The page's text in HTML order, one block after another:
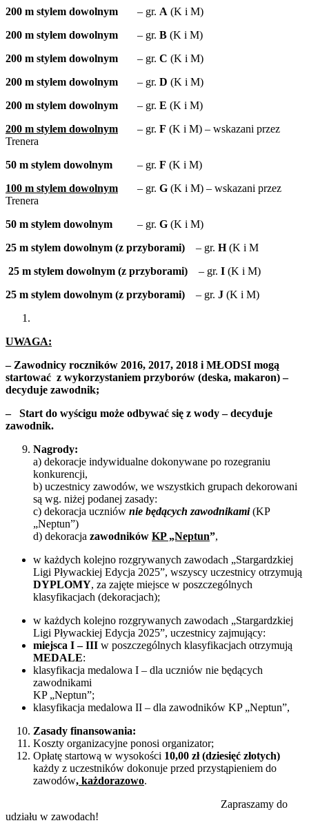
200 m stylem dowolnym – gr. A (K i M)
200 m stylem dowolnym – gr. B (K i M)
200 m stylem dowolnym – gr. C (K i M)
200 m stylem dowolnym – gr. D (K i M)
200 m stylem dowolnym – gr. E (K i M)
200 m stylem dowolnym – gr. F (K i M) – wskazani przez
Trenera
50 m stylem dowolnym – gr. F (K i M)
100 m stylem dowolnym – gr. G (K i M) – wskazani przez
Trenera
50 m stylem dowolnym – gr. G (K i M)
25 m stylem dowolnym (z przyborami) – gr. H(K i M
25 m stylem dowolnym (z przyborami) – gr. I (K i M)
25 m stylem dowolnym (z przyborami) – gr. J (K i M)
UWAGA:
– Zawodnicy roczników 2016, 2017, 2018 i MŁODSI mogą
startować z wykorzystaniem przyborów (deska, makaron) –
decyduje zawodnik;
– Start do wyścigu może odbywać się z wody – decyduje
zawodnik.
Nagrody:
a) dekoracje indywidualne dokonywane po rozegraniu
konkurencji,
b) uczestnicy zawodów, we wszystkich grupach dekorowani
są wg. niżej podanej zasady:
c) dekoracja uczniów nie będących zawodnikami(KP
„Neptun”)
d) dekoracja zawodników KP „Neptun”,
w każdych kolejno rozgrywanych zawodach „Stargardzkiej
Ligi Pływackiej Edycja 2025”, wszyscy uczestnicy otrzymują
DYPLOMY, za zajęte miejsce w poszczególnych
klasyfikacjach (dekoracjach);
w każdych kolejno rozgrywanych zawodach „Stargardzkiej
Ligi Pływackiej Edycja 2025”, uczestnicy zajmujący:
miejsca I – III w poszczególnych klasyfikacjach otrzymują
MEDALE:
klasyfikacja medalowa I – dla uczniów nie będących
zawodnikami
KP „Neptun”;
klasyfikacja medalowa II – dla zawodników KP „Neptun”,
Zasady finansowania:
Koszty organizacyjne ponosi organizator;
Opłatę startową w wysokości 10,00 zł (dziesięć złotych)
każdy z uczestników dokonuje przed przystąpieniem do
zawodów, każdorazowo.
Zapraszamy do
udziału w zawodach!